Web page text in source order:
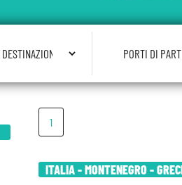
1
ITALIA - MONTENEGRO -